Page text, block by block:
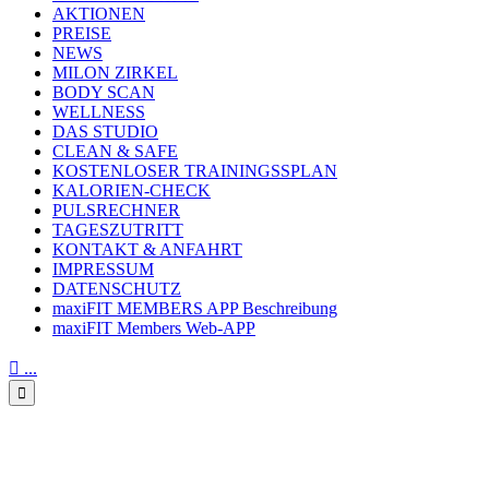
AKTIONEN
PREISE
NEWS
MILON ZIRKEL
BODY SCAN
WELLNESS
DAS STUDIO
CLEAN & SAFE
KOSTENLOSER TRAININGSSPLAN
KALORIEN-CHECK
PULSRECHNER
TAGESZUTRITT
KONTAKT & ANFAHRT
IMPRESSUM
DATENSCHUTZ
maxiFIT MEMBERS APP Beschreibung
maxiFIT Members Web-APP
 ...
